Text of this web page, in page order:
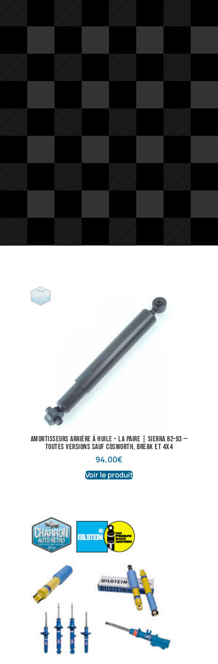
Amortisseurs arrière à huile – La paire | Sierra 82-93 —
Toutes versions sauf Cosworth, break et 4X4
94,00€
Voir le produit